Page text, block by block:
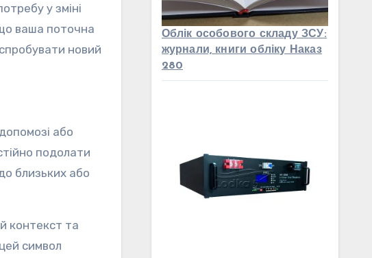
у зміні
ваша поточна
новий
або
подолати
близьких або
контекст та
символ
Облік особового складу ЗСУ:
журнали, книги обліку Наказ
280